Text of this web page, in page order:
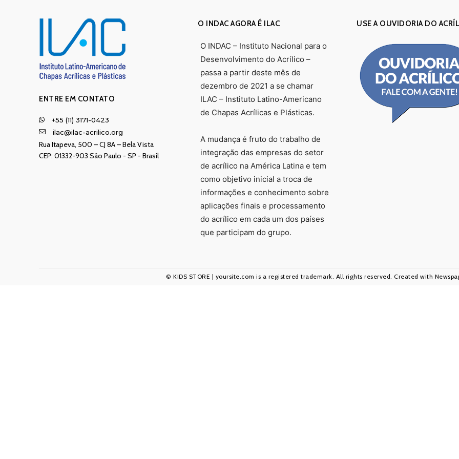
ENTRE EM CONTATO
+55 (11) 3171-0423
ilac@ilac-acrilico.org
Rua Itapeva, 500 – CJ 8A – Bela Vista
CEP: 01332-903 Sâo Paulo - SP - Brasil
O INDAC AGORA É ILAC
O INDAC – Instituto Nacional para o
Desenvolvimento do Acrílico –
passa a partir deste mês de
dezembro de 2021 a se chamar
ILAC – Instituto Latino-Americano
de Chapas Acrílicas e Plásticas.
A mudança é fruto do trabalho de
integração das empresas do setor
de acrílico na América Latina e tem
como objetivo inicial a troca de
informações e conhecimento sobre
aplicações finais e processamento
do acrílico em cada um dos países
que participam do grupo.
USE A OUVIDORIA DO
© KIDS STORE | yoursite.com is a registered trademark. All rights reserved. Created with